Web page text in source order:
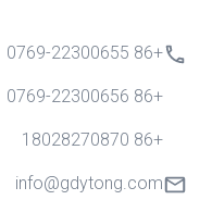
+86 0769-22300655
+86 0769-22300656
+86 18028270870
info@gdytong.com